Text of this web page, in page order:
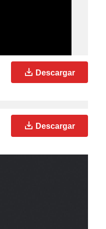
Descargar
Descargar